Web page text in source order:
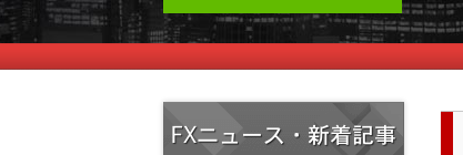
FXニュース・新着記事